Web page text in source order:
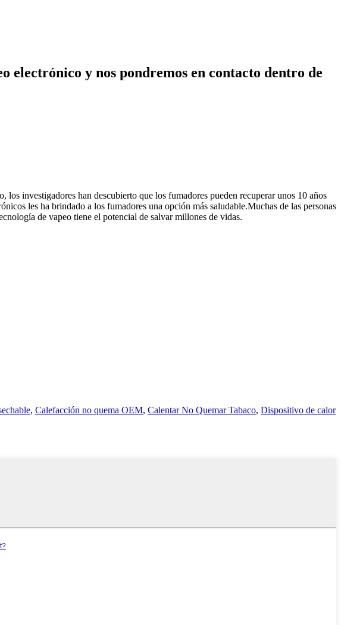
electrónico y nos pondremos en contacto dentro de
investigadores han descubierto que los fumadores pueden recuperar unos 10 años
les ha brindado a los fumadores una opción más saludable.Muchas de las personas
de vapeo tiene el potencial de salvar millones de vidas.
, Calefacción no quema OEM, Calentar No Quemar Tabaco, Dispositivo de calor